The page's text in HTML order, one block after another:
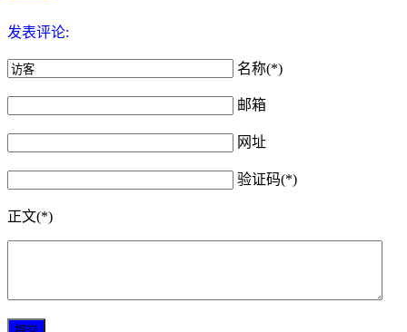
发表评论:
名称(*)
邮箱
网址
验证码(*)
正文(*)